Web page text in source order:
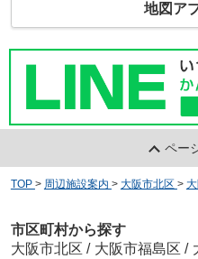
地図ア
ペー
TOP > 周辺施設案内 > 大阪市北区 >
市区町村から探す
大阪市北区 / 大阪市福島区 /